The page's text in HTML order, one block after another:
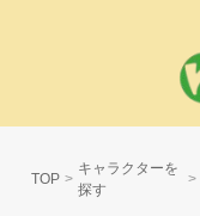
TOP
キャラクターを
探す